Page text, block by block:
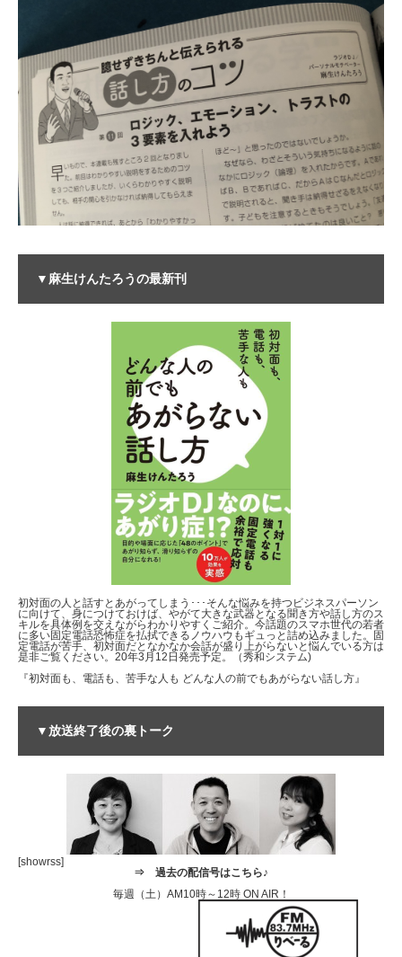
▼麻生けんたろうの最新刊
初対面の人と話すとあがってしまう･･･そんな悩みを持つビジネスパーソン
に向けて、身につけておけば、やがて大きな武器となる聞き方や話し方のス
キルを具体例を交えながらわかりやすくご紹介。今話題のスマホ世代の若者
に多い固定電話恐怖症を払拭できるノウハウもギュっと詰め込みました。固
定電話が苦手、初対面だとなかなか会話が盛り上がらないと悩んでいる方は
是非ご覧ください。20年3月12日発売予定。（秀和システム)
『初対面も、電話も、苦手な人も どんな人の前でもあがらない話し方』
▼放送終了後の裏トーク
[showrss]
⇒ 過去の配信号はこちら♪
毎週（土）AM10時～12時 ON AIR！